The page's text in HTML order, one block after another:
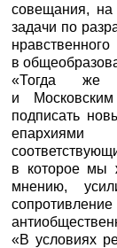
совещания, на
задачи по
в
«Тогда же
и
подписать
в которое мы
мнению,
«В условиях